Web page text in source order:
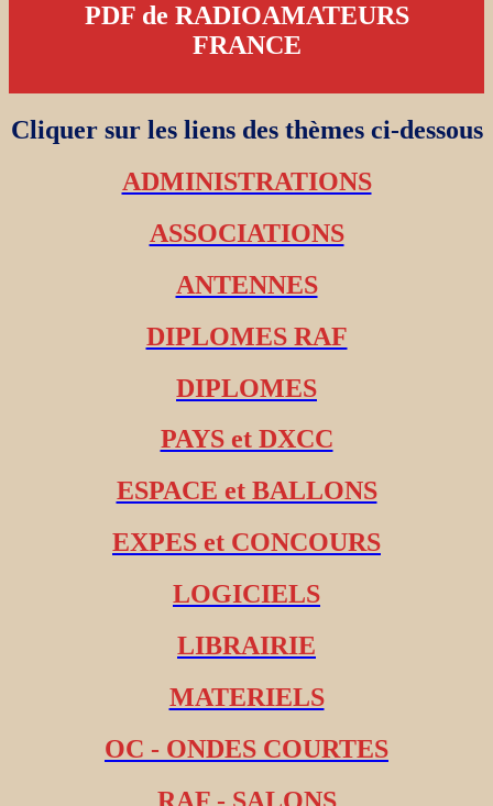
PDF de RADIOAMATEURS
FRANCE
Cliquer sur les liens des thèmes ci-dessous
ADMINISTRATIONS
ASSOCIATIONS
ANTENNES
DIPLOMES RAF
DIPLOMES
PAYS et DXCC
ESPACE et BALLONS
EXPES et CONCOURS
LOGICIELS
LIBRAIRIE
MATERIELS
OC - ONDES COURTES
RAF - SALONS